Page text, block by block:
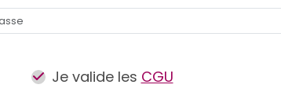
Je valide les CGU